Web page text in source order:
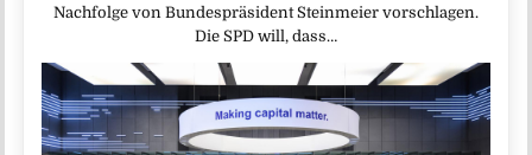
Nachfolge von Bundespräsident Steinmeier vorschlagen.
Die SPD will, dass…